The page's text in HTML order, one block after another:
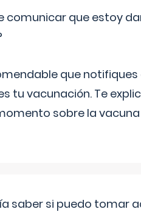
comunicar que estoy
que
tu vacunación. Te
sobre la
saber si puedo tomar